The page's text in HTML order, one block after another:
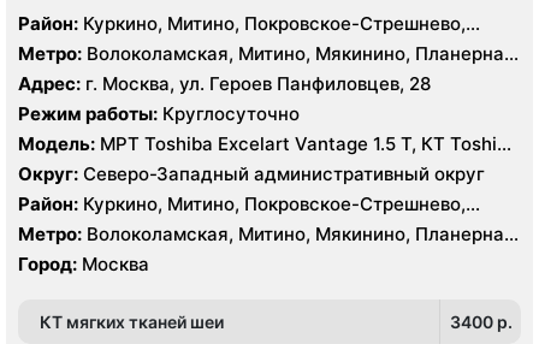
Район: Куркино, Митино, Покровское-Стрешнево,
Северное Тушино, Строгино, Южное Тушино
Метро: Волоколамская, Митино, Мякинино, Планерная,
Пятницкое шоссе, Спартак, Строгино, Сходненская,
Тушинская, Щукинская
Адрес: г. Москва, ул. Героев Панфиловцев, 28
Режим работы: Круглосуточно
Модель: МРТ Toshiba Excelart Vantage 1.5 Т, КТ Toshiba
AQUILION RXL 16 срезов
Округ: Северо-Западный административный округ
Район: Куркино, Митино, Покровское-Стрешнево,
Северное Тушино, Строгино, Южное Тушино
Метро: Волоколамская, Митино, Мякинино, Планерная,
Пятницкое шоссе, Спартак, Строгино, Сходненская,
Тушинская, Щукинская
Город: Москва
КТ мягких тканей шеи 3400 p.